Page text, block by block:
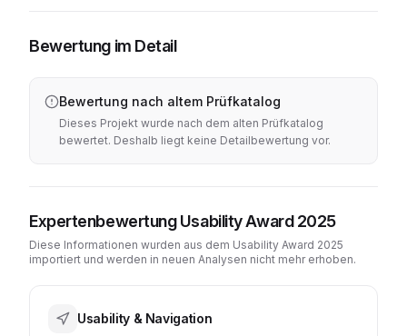
Bewertung im Detail
Bewertung nach altem Prüfkatalog
Dieses Projekt wurde nach dem alten Prüfkatalog
bewertet. Deshalb liegt keine Detailbewertung vor.
Expertenbewertung Usability Award 2025
Diese Informationen wurden aus dem Usability Award 2025
importiert und werden in neuen Analysen nicht mehr erhoben.
Usability & Navigation